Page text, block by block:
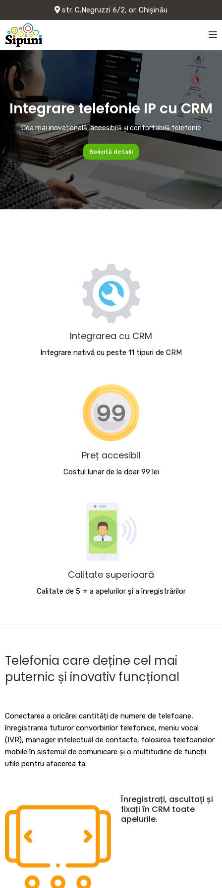
str. C.Negruzzi 6/2, or. Chișinău
Integrare telefonie IP cu CRM
Cea mai inovațională, accesibilă și confortabilă telefonie
Solicită detalii
Integrarea cu CRM
Integrare nativă cu peste 11 tipuri de CRM
Preț accesibil
Costul lunar de la doar 99 lei
Calitate superioară
Calitate de 5 ⭐️ a apelurilor și a înregistrărilor
Telefonia care deține cel mai
puternic și inovativ funcțional
Conectarea a oricărei cantități de numere de telefoane,
înregistrarea tuturor convorbirilor telefonice, meniu vocal
(IVR), manager intelectual de contacte, folosirea telefoanelor
mobile în sistemul de comunicare și o multitudine de funcții
utile pentru afacerea ta.
Înregistrați, ascultați și
fixați în CRM toate
apelurile.